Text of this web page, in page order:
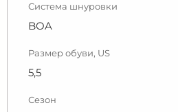
Система шнуровки
BOA
Размер обуви, US
5,5
Сезон